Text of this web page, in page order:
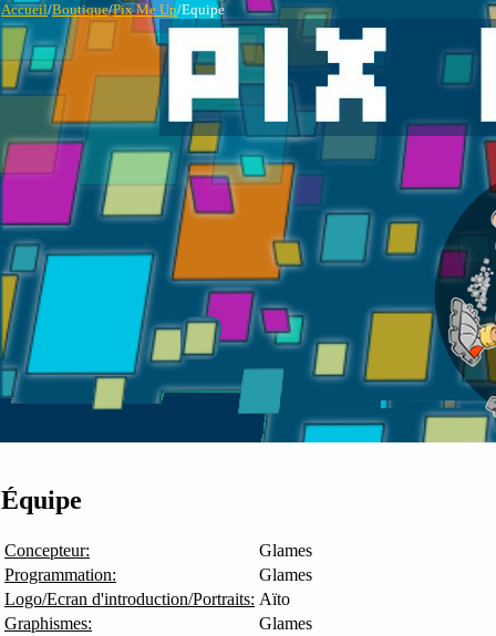
Accueil/Boutique/Pix Me Up/Equipe
Équipe
Concepteur:
Glames
Programmation:
Glames
Logo/Ecran d'introduction/Portraits: Aïto
Graphismes:
Glames